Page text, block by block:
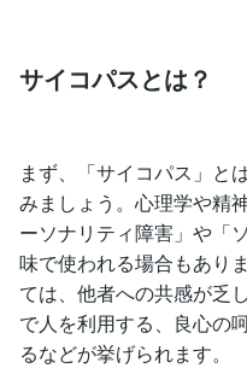
サイコパスとは？
まず、「サイコパス」と
みましょう。心理学や精
ーソナリティ障害」や「
味で使われる場合もあり
ては、他者への共感が乏
で人を利用する、良心の
るなどが挙げられます。